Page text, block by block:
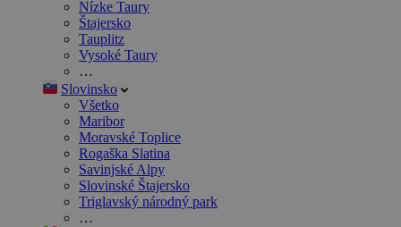
Nízke Taury
Štajersko
Tauplitz
Vysoké Taury
…
Slovinsko
Všetko
Maribor
Moravské Toplice
Rogaška Slatina
Savinjské Alpy
Slovinské Štajersko
Triglavský národný park
…